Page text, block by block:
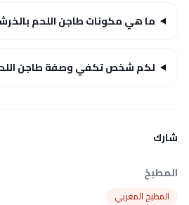
ما هي مكونات طاجن اللحم
لكم شخص تكفي وصفة طاجن
شارك
المطبخ
المطبخ المغربي